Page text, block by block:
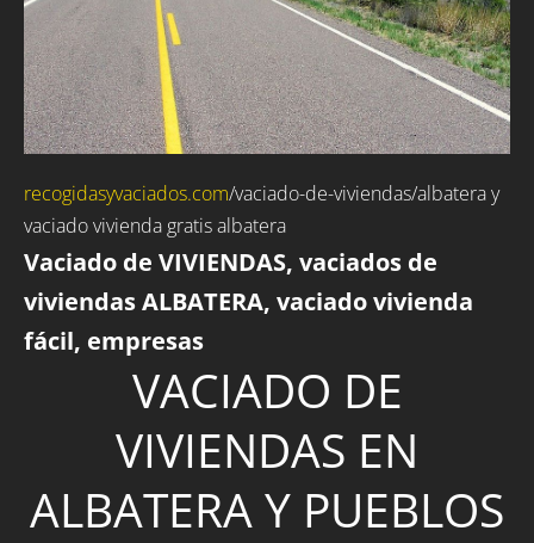
recogidasyvaciados.com/vaciado-de-viviendas/albatera y
vaciado vivienda gratis albatera
Vaciado de VIVIENDAS, vaciados de
viviendas ALBATERA, vaciado vivienda
fácil, empresas
VACIADO DE
VIVIENDAS EN
ALBATERA Y PUEBLOS